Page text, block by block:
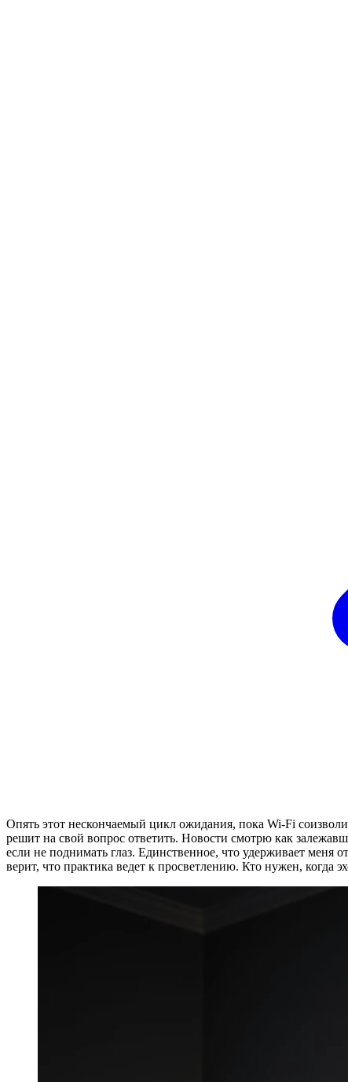
Опять этот нескончаемый цикл ожидания, пока Wi-Fi
решит на свой вопрос ответить. Новости смотрю как
если не поднимать глаз. Единственное, что удерживает меня
верит, что практика ведет к просветлению. Кто нужен, когда